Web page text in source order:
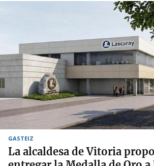
GASTEIZ
La alcaldesa de Vitoria